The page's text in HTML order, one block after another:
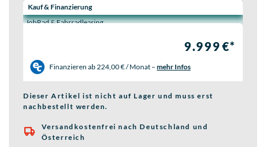
Wähle eine Preisoption:
Kauf & Finanzierung
JobRad & Fahrradleasing
9.999 €*
Finanzieren ab 224,00 € / Monat – mehr Infos
Dieser Artikel ist nicht auf Lager und muss erst
nachbestellt werden.

Versandkostenfrei nach Deutschland und
Österreich